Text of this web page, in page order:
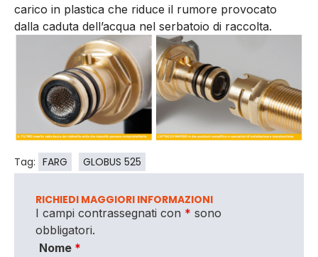
carico in plastica che riduce il rumore provocato
dalla caduta dell’acqua nel serbatoio di raccolta.
Tag: FARG GLOBUS 525
RICHIEDI MAGGIORI INFORMAZIONI
I campi contrassegnati con * sono
obbligatori.
Nome *